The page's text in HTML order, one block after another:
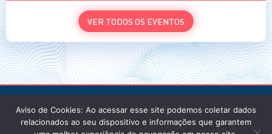
VER TODOS OS EVENTOS
Aviso de Cookies: Ao acessar esse site podemos coletar dados
relacionados ao seu dispositivo e informações que garantem